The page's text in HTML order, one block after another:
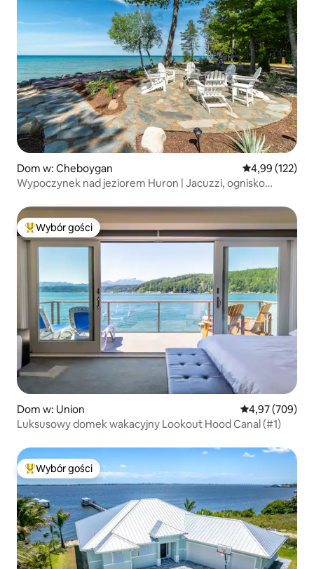
Dom w: Cheboygan Średnia
4,99 (122)
Wypoczynek nad jeziorem Huron | Jacuzzi, ognisko
Najpopularniejsze z kategorii Wybór gości
Wybór gości
Dom w: Union Średnia
4,97 (709)
Luksusowy domek wakacyjny Lookout Hood Canal (#1)
Najpopularniejsze z kategorii Wybór gości
Wybór gości